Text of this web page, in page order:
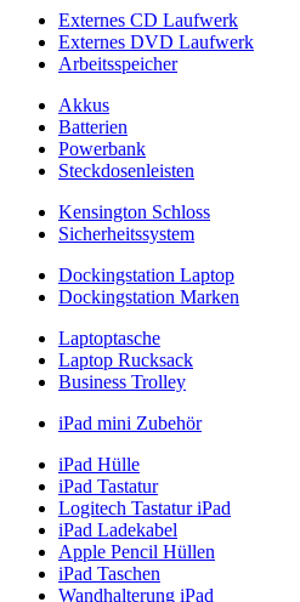
Externes CD Laufwerk
Externes DVD Laufwerk
Arbeitsspeicher
Akkus
Batterien
Powerbank
Steckdosenleisten
Kensington Schloss
Sicherheitssystem
Dockingstation Laptop
Dockingstation Marken
Laptoptasche
Laptop Rucksack
Business Trolley
iPad mini Zubehör
iPad Hülle
iPad Tastatur
Logitech Tastatur iPad
iPad Ladekabel
Apple Pencil Hüllen
iPad Taschen
Wandhalterung iPad